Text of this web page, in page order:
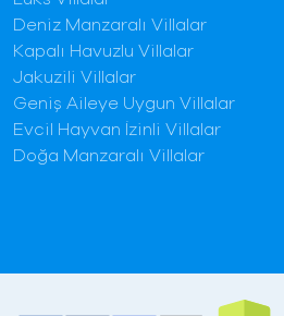
Deniz Manzaralı Villalar
Kapalı Havuzlu Villalar
Jakuzili Villalar
Geniş Aileye Uygun Villalar
Evcil Hayvan İzinli Villalar
Doğa Manzaralı Villalar